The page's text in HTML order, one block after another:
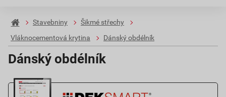
Stavebniny
Šikmé střechy
Vláknocementová krytina
Dánský obdélník
Dánský obdélník